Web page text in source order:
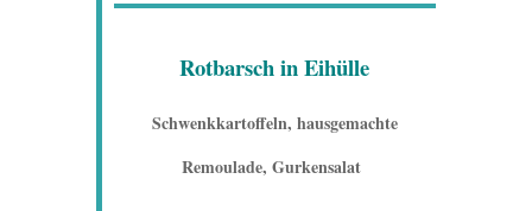
Rotbarsch in Eihülle
Schwenkkartoffeln, hausgemachte
Remoulade, Gurkensalat